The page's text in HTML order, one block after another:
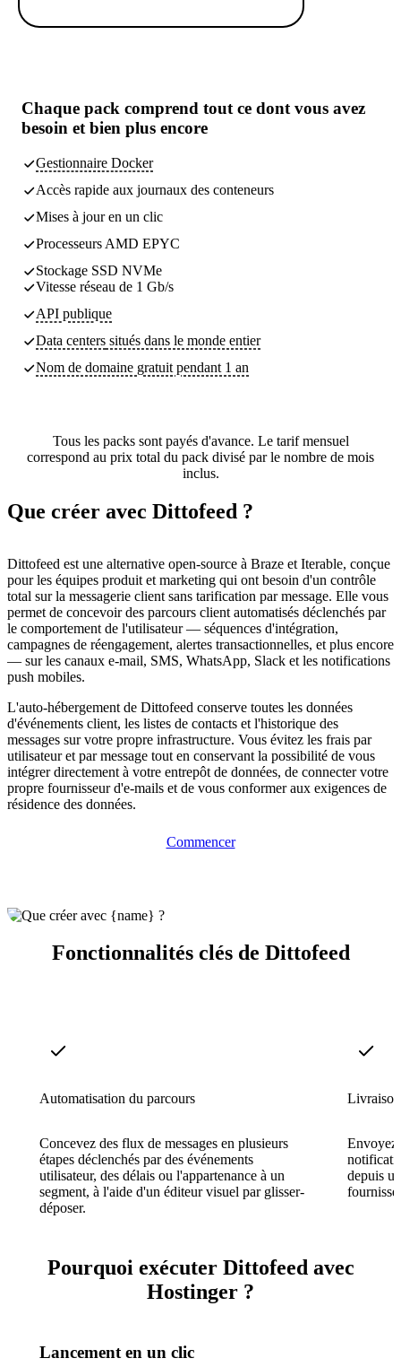
Chaque pack comprend tout ce dont vous avez
besoin et bien plus encore
Gestionnaire Docker
Accès rapide aux journaux des conteneurs
Mises à jour en un clic
Processeurs AMD EPYC
Stockage SSD NVMe
Vitesse réseau de 1 Gb/s
API publique
Data centers situés dans le monde entier
Nom de domaine gratuit pendant 1 an
Tous les packs sont payés d'avance. Le tarif mensuel
correspond au prix total du pack divisé par le nombre de mois
inclus.
Que créer avec Dittofeed ?
Dittofeed est une alternative open-source à Braze et Iterable, conçue
pour les équipes produit et marketing qui ont besoin d'un contrôle
total sur la messagerie client sans tarification par message. Elle vous
permet de concevoir des parcours client automatisés déclenchés par
le comportement de l'utilisateur — séquences d'intégration,
campagnes de réengagement, alertes transactionnelles, et plus encore
— sur les canaux e-mail, SMS, WhatsApp, Slack et les notifications
push mobiles.
L'auto-hébergement de Dittofeed conserve toutes les données
d'événements client, les listes de contacts et l'historique des
messages sur votre propre infrastructure. Vous évitez les frais par
utilisateur et par message tout en conservant la possibilité de vous
intégrer directement à votre entrepôt de données, de connecter votre
propre fournisseur d'e-mails et de vous conformer aux exigences de
résidence des données.
Commencer
Fonctionnalités clés de Dittofeed
Automatisation du parcours
Concevez des flux de messages en plusieurs
étapes déclenchés par des événements
utilisateur, des délais ou l'appartenance à un
segment, à l'aide d'un éditeur visuel par glisser-
déposer.
Envoyez
depuis
Pourquoi exécuter Dittofeed avec
Hostinger ?
Lancement en un clic